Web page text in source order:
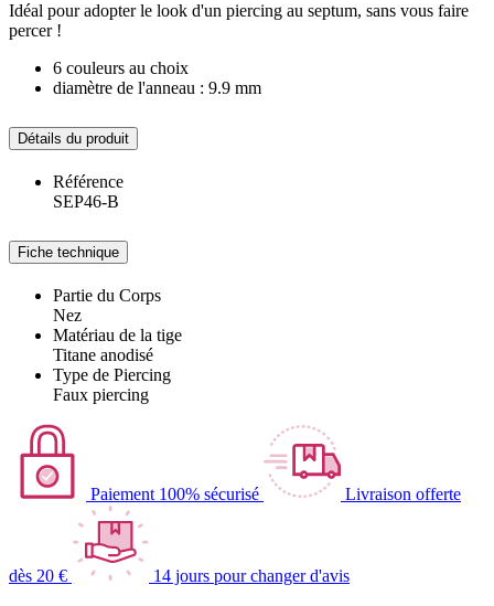
Idéal pour adopter le look d'un piercing au septum, sans vous faire
percer !
6 couleurs au choix
diamètre de l'anneau : 9.9 mm
Détails du produit
Référence
SEP46-B
Fiche technique
Partie du Corps
Nez
Matériau de la tige
Titane anodisé
Type de Piercing
Faux piercing
Paiement 100% sécurisé Livraison offerte
dès 20 € 14 jours pour changer d'avis